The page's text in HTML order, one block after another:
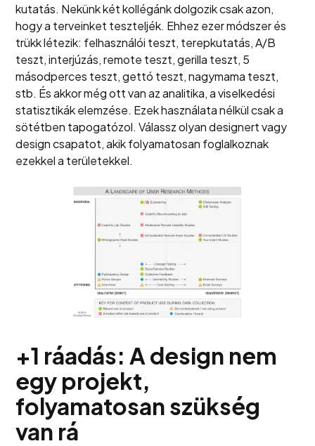
kutatás. Nekünk két kollégánk dolgozik csak azon,
hogy a terveinket teszteljék. Ehhez ezer módszer és
trükk létezik: felhasználói teszt, terepkutatás, A/B
teszt, interjúzás, remote teszt, gerilla teszt, 5
másodperces teszt, gettó teszt, nagymama teszt,
stb. És akkor még ott van az analitika, a viselkedési
statisztikák elemzése. Ezek használata nélkül csak a
sötétben tapogatózol. Válassz olyan designert vagy
design csapatot, akik folyamatosan foglalkoznak
ezekkel a területekkel.
+1 ráadás: A design nem
egy projekt,
folyamatosan szükség
van rá